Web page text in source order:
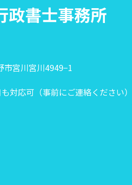
政書士事務所
市宮川宮川4949−1
対応可（事前にご連絡ください）